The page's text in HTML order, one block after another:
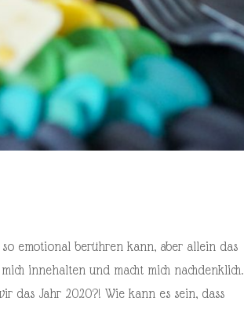
so emotional berühren kann, aber allein das
innehalten und macht mich nachdenklich.
das Jahr 2020?! Wie kann es sein, dass